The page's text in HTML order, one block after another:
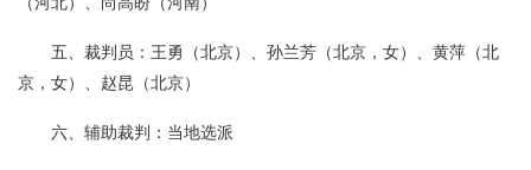
五、裁判员：王勇（北京）、孙兰芳（北京，女）、黄萍（北
京，女）、 赵昆（北京）
六、辅助裁判：当地选派